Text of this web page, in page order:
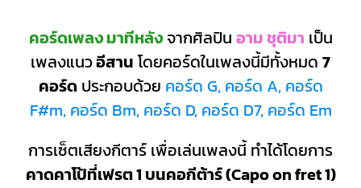
คอร์ดเพลง มาทีหลังจากศิลปิน อาม ชุติมา เป็น
เพลงแนวอีสาน โดยคอร์ดในเพลงนี้มีทั้งหมด 7
คอร์ด ประกอบด้วย คอร์ด G, คอร์ด A, คอร์ด
F#m, คอร์ด Bm, คอร์ด D, คอร์ด D7, คอร์ด Em
การเซ็ตเสียงกีตาร์ เพื่อเล่นเพลงนี้ ทำได้โดยการ
คาดคาโป้ที่เฟรต 1 บนคอกีต้าร์ (Capo on fret 1)